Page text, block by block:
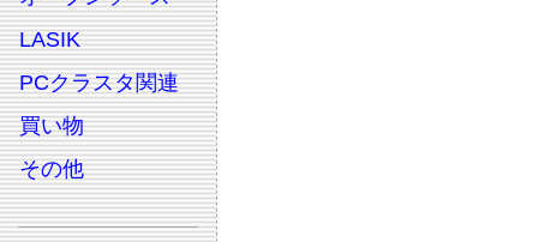
LASIK
PCクラスタ関連
買い物
その他